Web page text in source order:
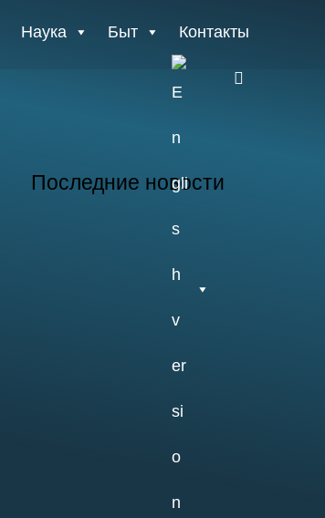
Наука Быт Контакты
Последние новости
Отчет о практике
и альгологии 2026